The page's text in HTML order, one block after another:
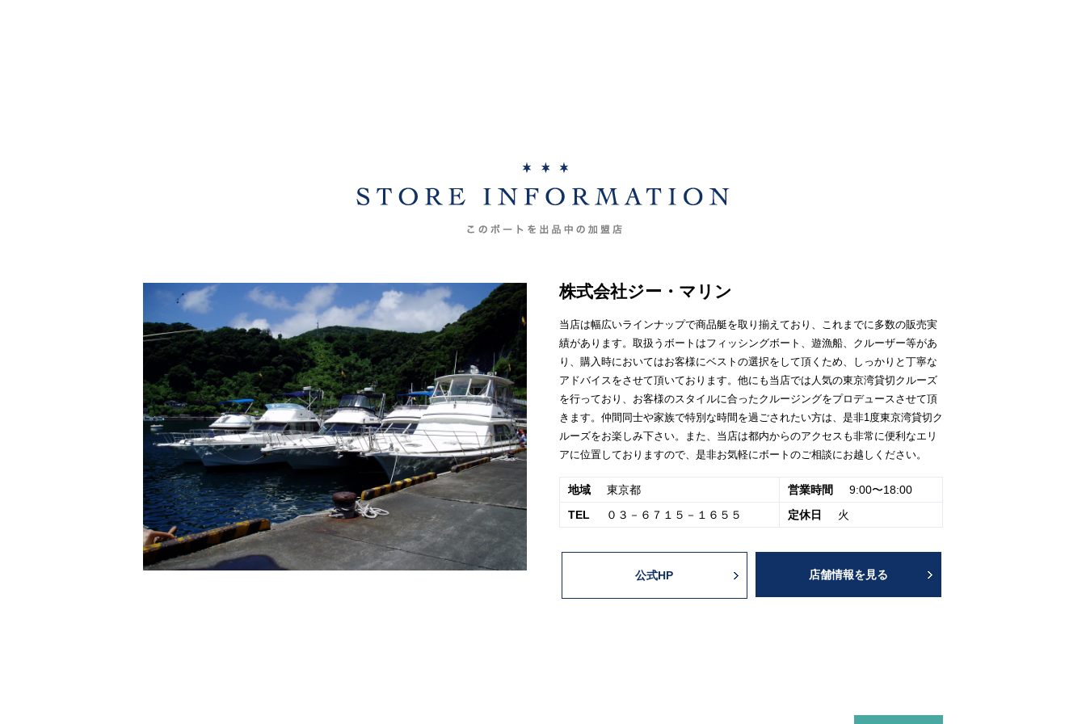
株式会社ジー・マリン
当店は幅広いラインナップで商品艇を取り揃えており、これまでに多数の販売実
績があります。取扱うボートはフィッシングボート、遊漁船、クルーザー等があ
り、購入時においてはお客様にベストの選択をして頂くため、しっかりと丁寧な
アドバイスをさせて頂いております。他にも当店では人気の東京湾貸切クルーズ
を行っており、お客様のスタイルに合ったクルージングをプロデュースさせて頂
きます。仲間同士や家族で特別な時間を過ごされたい方は、是非1度東京湾貸切ク
ルーズをお楽しみ下さい。また、当店は都内からのアクセスも非常に便利なエリ
アに位置しておりますので、是非お気軽にボートのご相談にお越しください。
地域 東京都 営業時間
9:00〜18:00
TEL
０３－６７１５－１６５５ 定休日 火
公式HP 店舗情報を見る